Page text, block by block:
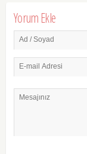
Yorum Ekle
Ad / Soyad
E-mail Adresi
Mesajınız